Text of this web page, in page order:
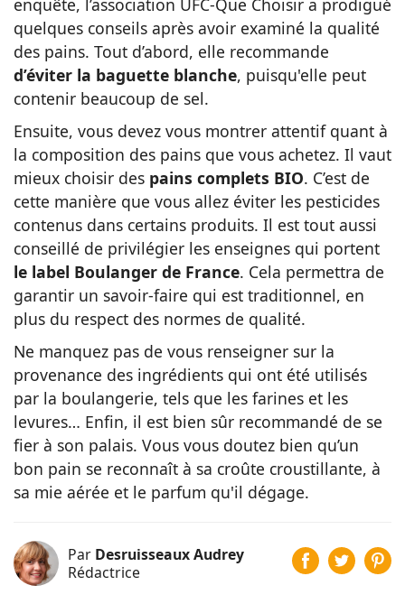
enquête, l’association UFC-Que Choisir a prodigué
quelques conseils après avoir examiné la qualité
des pains. Tout d’abord, elle recommande
d’éviter la baguette blanche, puisqu'elle peut
contenir beaucoup de sel.
Ensuite, vous devez vous montrer attentif quant à
la composition des pains que vous achetez. Il vaut
mieux choisir des pains complets BIO. C’est de
cette manière que vous allez éviter les pesticides
contenus dans certains produits. Il est tout aussi
conseillé de privilégier les enseignes qui portent
le label Boulanger de France. Cela permettra de
garantir un savoir-faire qui est traditionnel, en
plus du respect des normes de qualité.
Ne manquez pas de vous renseigner sur la
provenance des ingrédients qui ont été utilisés
par la boulangerie, tels que les farines et les
levures… Enfin, il est bien sûr recommandé de se
fier à son palais. Vous vous doutez bien qu’un
bon pain se reconnaît à sa croûte croustillante, à
sa mie aérée et le parfum qu'il dégage.
Par Desruisseaux Audrey
Rédactrice